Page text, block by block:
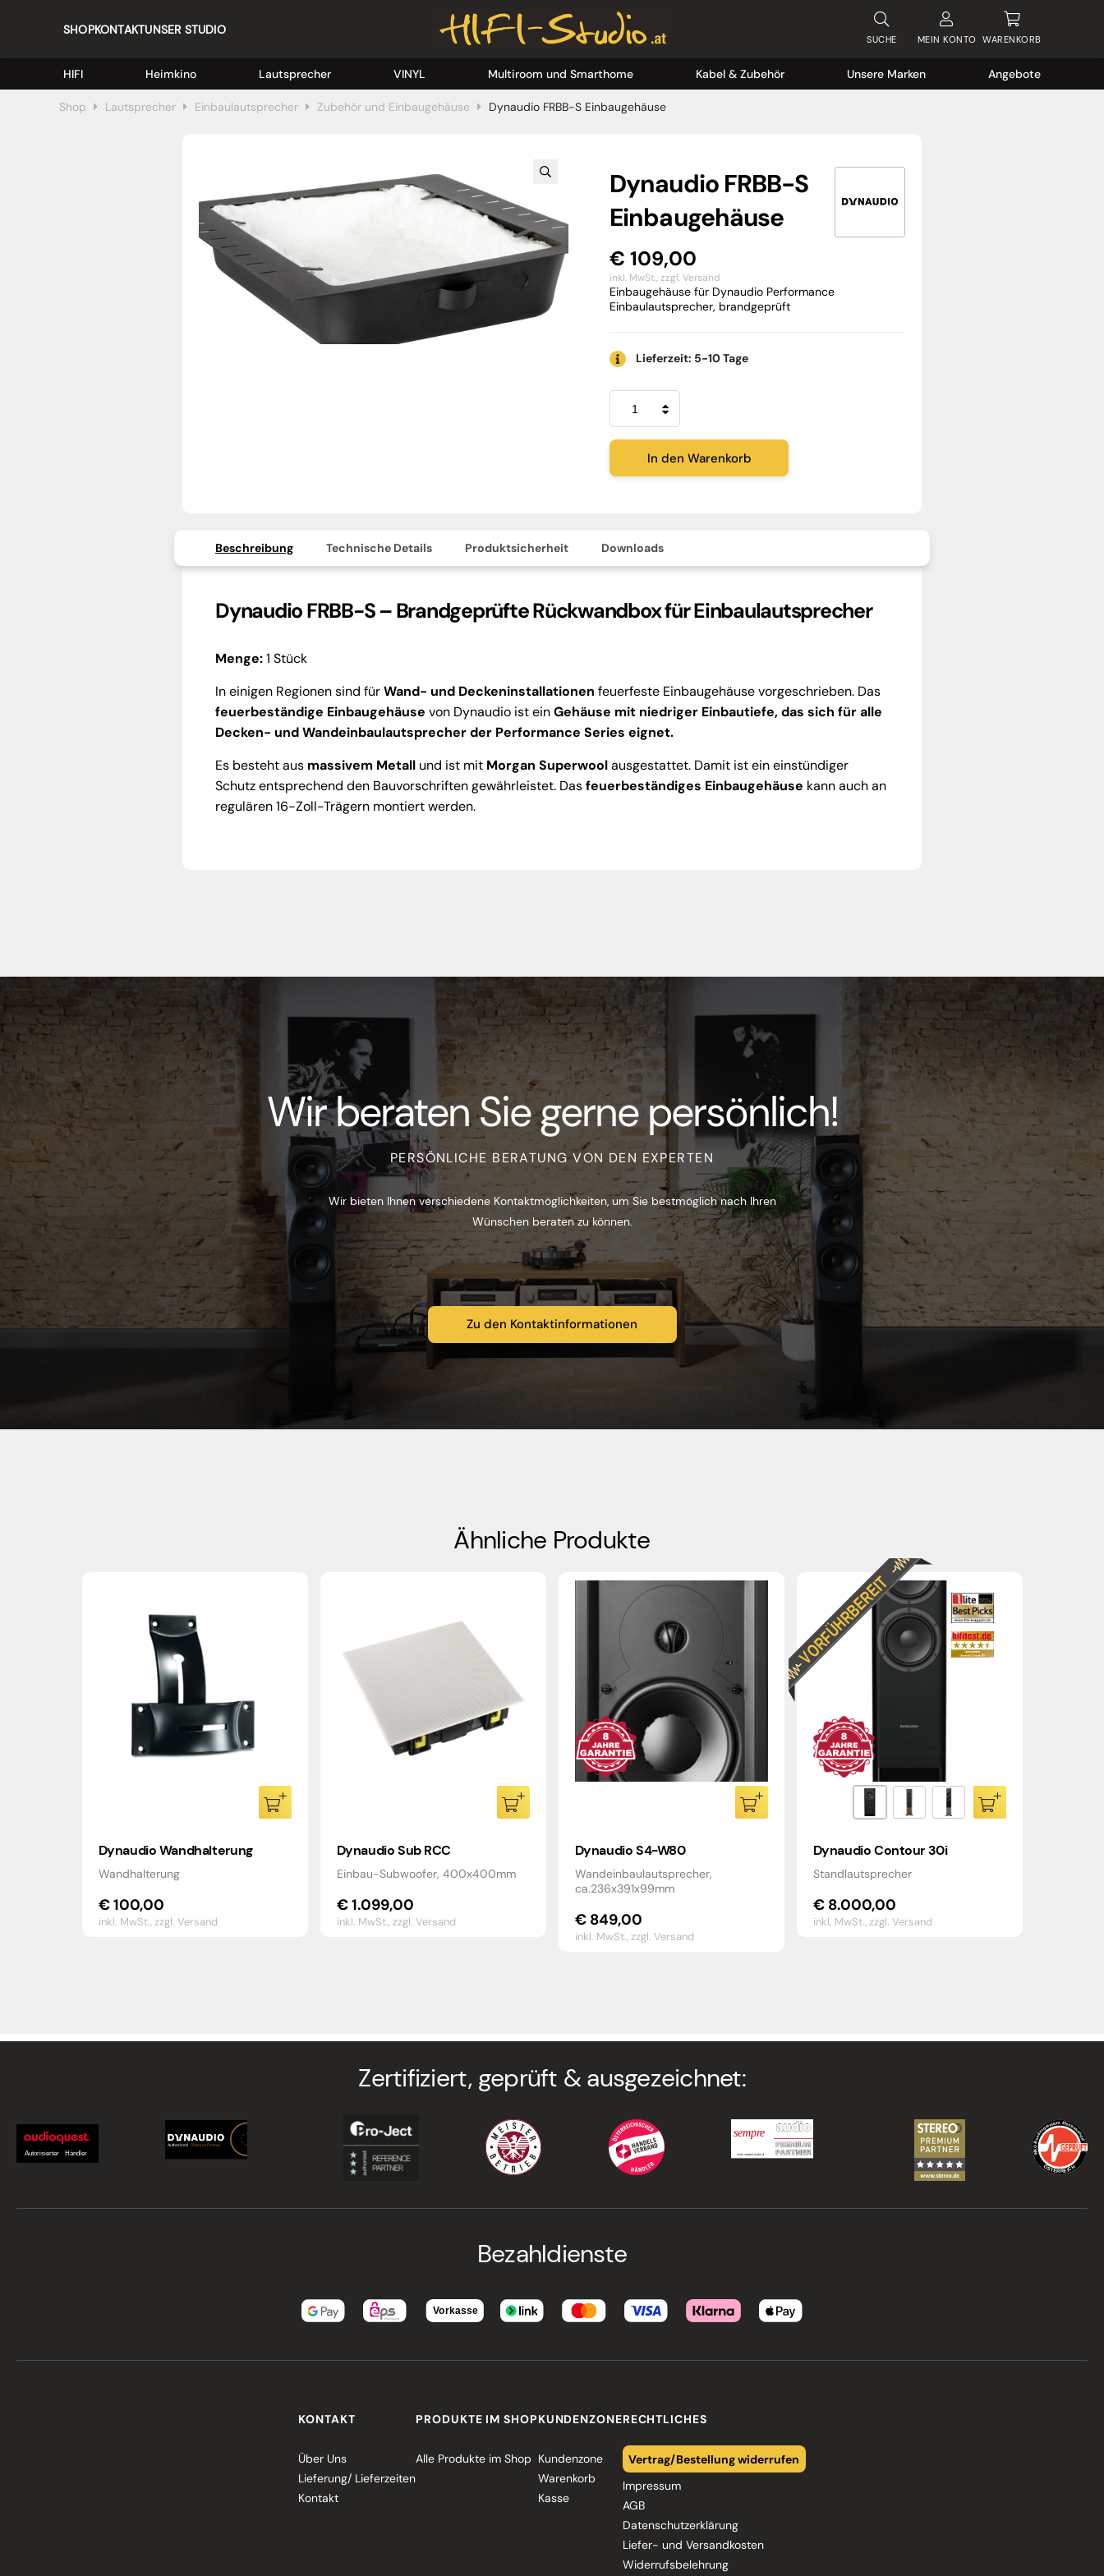
SHOPKONTAKTUNSER STUDIO
SUCHE MEIN KONTO WARENKORB
HIFI Heimkino Lautsprecher VINYL Multiroom und Smarthome Kabel & Zubehör Unsere Marken Angebote
Shop Lautsprecher Einbaulautsprecher Zubehör und Einbaugehäuse Dynaudio FRBB-S Einbaugehäuse
Dynaudio FRBB-S
Einbaugehäuse
€ 109,00
inkl. MwSt.,zzgl. Versand
Einbaugehäuse für Dynaudio Performance
Einbaulautsprecher, brandgeprüft
Lieferzeit: 5-10 Tage
Dynaudio
FRBB-
S
Einbaugehäuse
In den Warenkorb
Beschreibung Technische Details Produktsicherheit Downloads
Dynaudio FRBB-S – Brandgeprüfte Rückwandbox für Einbaulautsprecher
Menge:1 Stück
In einigen Regionen sind fürWand- und Deckeninstallationen feuerfeste Einbaugehäuse vorgeschrieben. Das
feuerbeständige Einbaugehäuse von Dynaudio ist einGehäuse mit niedriger Einbautiefe, das sich für alle
Decken- und Wandeinbaulautsprecher der Performance Series eignet.
Es besteht aus massivem Metall und ist mit Morgan Superwoolausgestattet. Damit ist ein einstündiger
Schutz entsprechend den Bauvorschriften gewährleistet. Dasfeuerbeständiges Einbaugehäuse kann auch an
regulären 16-Zoll-Trägern montiert werden.
Wir beraten Sie gerne persönlich!
PERSÖNLICHE BERATUNG VON DEN EXPERTEN
Wir bieten Ihnen verschiedene Kontaktmöglichkeiten, um Sie bestmöglich nach Ihren
Wünschen beraten zu können.
Zu den Kontaktinformationen
Ähnliche Produkte
Dynaudio Wandhalterung
Wandhalterung
€100,00
inkl. MwSt.,zzgl. Versand
Dynaudio Sub RCC
Einbau-Subwoofer, 400x400mm
€1.099,00
inkl. MwSt.,zzgl. Versand
Dynaudio S4-W80
Wandeinbaulautsprecher,
ca.236x391x99mm
€849,00
inkl. MwSt.,zzgl. Versand
Dynaudio Contour 30i
Standlautsprecher
€8.000,00
inkl. MwSt.,zzgl. Versand
Zertifiziert, geprüft & ausgezeichnet:
Bezahldienste
KONTAKT
Über Uns
Lieferung/ Lieferzeiten
Kontakt
PRODUKTE IM SHOP
Alle Produkte im Shop
KUNDENZONE
Kundenzone
Warenkorb
Kasse
RECHTLICHES
Vertrag/Bestellung widerrufen
Impressum
AGB
Datenschutzerklärung
Liefer- und Versandkosten
Widerrufsbelehrung